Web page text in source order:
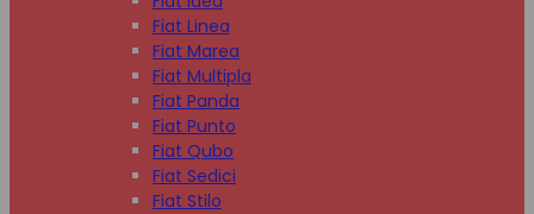
Fiat Linea
Fiat Marea
Fiat Multipla
Fiat Panda
Fiat Punto
Fiat Qubo
Fiat Sedici
Fiat Stilo